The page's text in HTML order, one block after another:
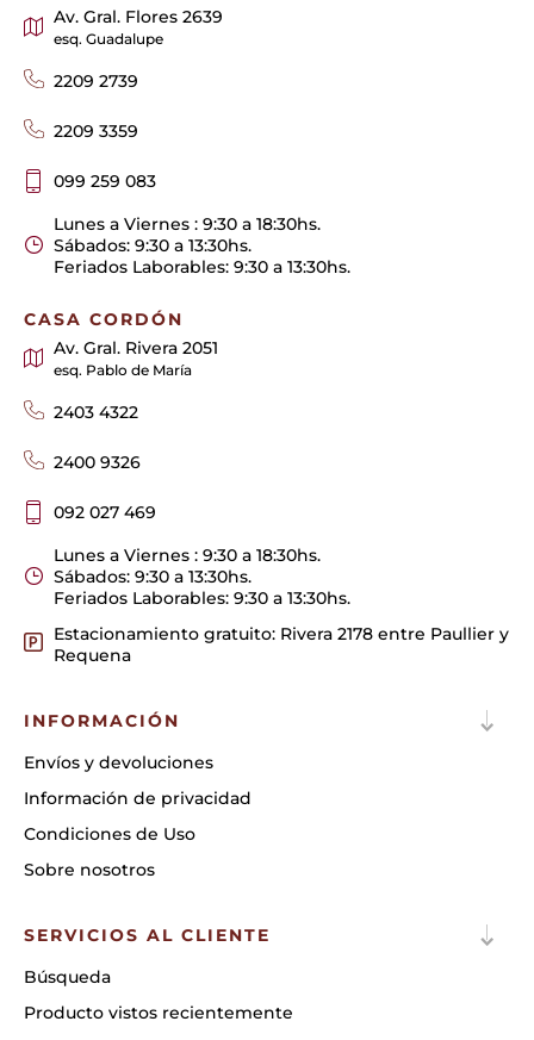
Av. Gral. Flores 2639
esq. Guadalupe
2209 2739
2209 3359
099 259 083
Lunes a Viernes : 9:30 a 18:30hs.
Sábados: 9:30 a 13:30hs.
Feriados Laborables: 9:30 a 13:30hs.
CASA CORDÓN
Av. Gral. Rivera 2051
esq. Pablo de María
2403 4322
2400 9326
092 027 469
Lunes a Viernes : 9:30 a 18:30hs.
Sábados: 9:30 a 13:30hs.
Feriados Laborables: 9:30 a 13:30hs.
Estacionamiento gratuito: Rivera 2178 entre Paullier y
Requena
INFORMACIÓN
Envíos y devoluciones
Información de privacidad
Condiciones de Uso
Sobre nosotros
SERVICIOS AL CLIENTE
Búsqueda
Producto vistos recientemente